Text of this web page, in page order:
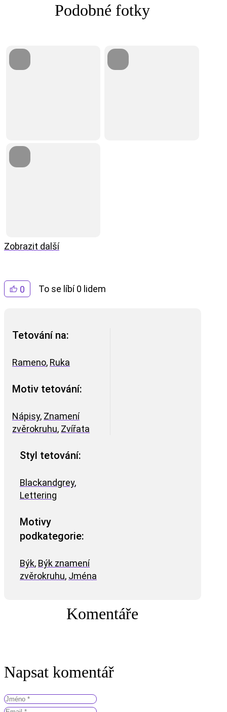
0 To se líbí 0 lidem
Tetování na:
Rameno, Ruka
Motiv tetování:
Nápisy, Znamení
zvěrokruhu, Zvířata
Styl tetování:
Blackandgrey,
Lettering
Motivy
podkategorie:
Býk, Býk znamení
zvěrokruhu, Jména
Komentáře
Napsat komentář
Podobné fotky
Zobrazit další